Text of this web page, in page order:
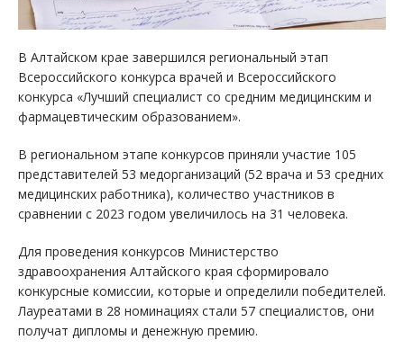
В Алтайском крае завершился региональный этап
Всероссийского конкурса врачей и Всероссийского
конкурса «Лучший специалист со средним медицинским и
фармацевтическим образованием».
В региональном этапе конкурсов приняли участие 105
представителей 53 медорганизаций (52 врача и 53 средних
медицинских работника), количество участников в
сравнении с 2023 годом увеличилось на 31 человека.
Для проведения конкурсов Министерство
здравоохранения Алтайского края сформировало
конкурсные комиссии, которые и определили победителей.
Лауреатами в 28 номинациях стали 57 специалистов, они
получат дипломы и денежную премию.